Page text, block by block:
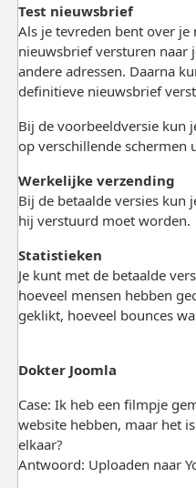
Test nieuwsbrief
Als je tevreden bent over
nieuwsbrief versturen naar
andere adressen. Daarna
definitieve nieuwsbrief
Bij de voorbeeldversie kun
op verschillende schermen
Werkelijke verzending
Bij de betaalde versies kun
hij verstuurd moet worden.
Statistieken
Je kunt met de betaalde
hoeveel mensen hebben
geklikt, hoeveel bounces
Dokter Joomla
Case: Ik heb een filmpje
website hebben, maar het
elkaar?
Antwoord: Uploaden naar